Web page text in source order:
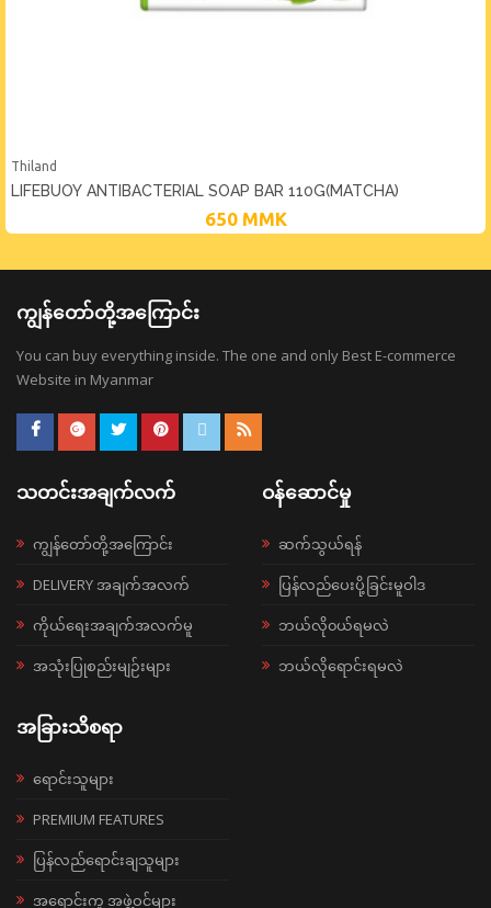
Thiland
LIFEBUOY ANTIBACTERIAL SOAP BAR 110G(MATCHA)
650 MMK
ကျွန်တော်တို့အကြောင်း
You can buy everything inside. The one and only Best E-commerce
Website in Myanmar
သတင်းအချက်လက်
ကျွန်တော်တို့အကြောင်း
DELIVERY အချက်အလက်
ကိုယ်ရေးအချက်အလက်မူ
အသုံးပြုစည်းမျဉ်းများ
ဝန်ဆောင်မှု
ဆက်သွယ်ရန်
ပြန်လည်ပေးပို့ခြင်းမူဝါဒ
ဘယ်လို၀ယ်ရမလဲ
ဘယ်လိုရောင်းရမလဲ
အခြားသိစရာ
ရောင်းသူများ
PREMIUM FEATURES
ပြန်လည်ရောင်းချသူများ
အရောင်းကူ အဖွဲ့ဝင်များ